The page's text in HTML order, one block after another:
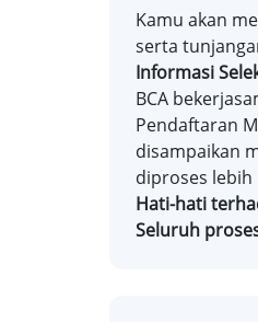
Kamu akan
serta
Informasi
BCA
Pendaftaran
disampaikan
diproses lebih
Hati-hati
Seluruh